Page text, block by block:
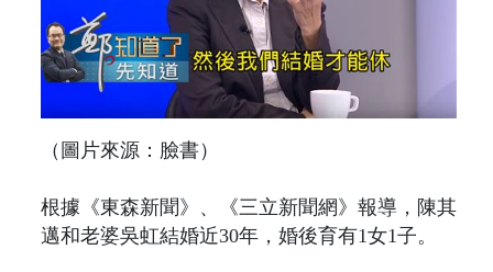
（圖片來源：臉書）
根據《東森新聞》、《三立新聞網》報導，陳其
邁和老婆吳虹結婚近30年，婚後育有1女1子。